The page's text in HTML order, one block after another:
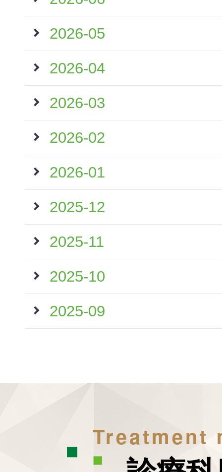
2026-05
2026-04
2026-03
2026-02
2026-01
2025-12
2025-11
2025-10
2025-09
Treatment